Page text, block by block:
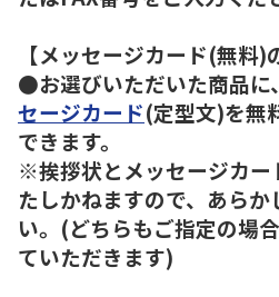
【メッセージカード(無料)
●お選びいただいた商品に、
セージカード(定型文)を無
できます。
※挨拶状とメッセージカー
たしかねますので、あら
い。(どちらもご指定の場
ていただきます)